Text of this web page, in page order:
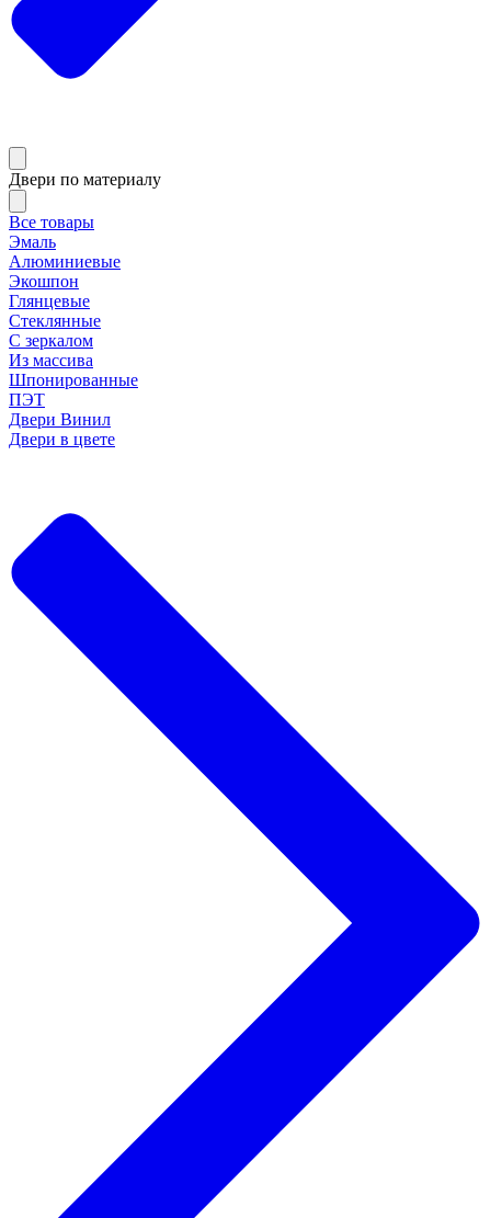
Двери по материалу
Все товары
Эмаль
Алюминиевые
Экошпон
Глянцевые
Стеклянные
С зеркалом
Из массива
Шпонированные
ПЭТ
Двери Винил
Двери в цвете